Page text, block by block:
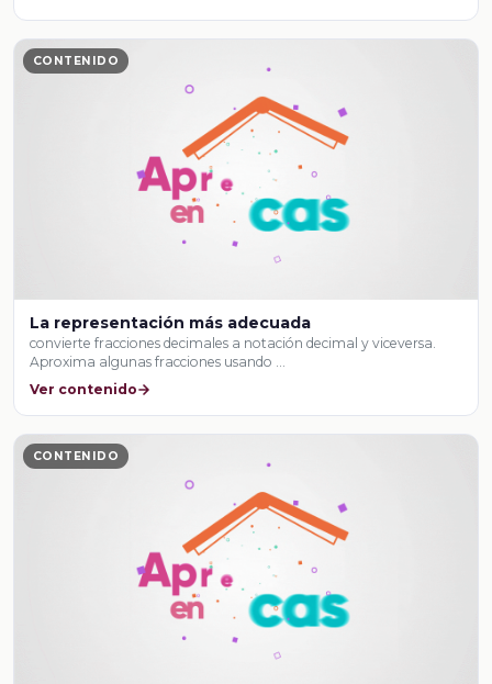
CONTENIDO
La representación más adecuada
convierte fracciones decimales a notación decimal y viceversa.
Aproxima algunas fracciones usando …
Ver contenido
CONTENIDO